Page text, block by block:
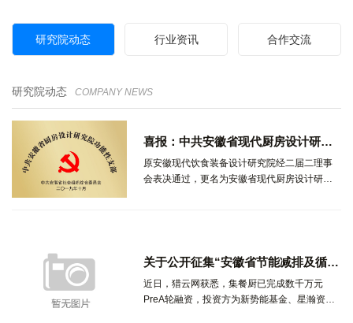
研究院动态 行业资讯 合作交流
研究院动态 COMPANY NEWS
喜报：中共安徽省现代厨房设计研究院功能性党支部，经安徽省社会组织综合党委的批复。
原安徽现代饮食装备设计研究院经二届二理事
会表决通过，更名为安徽省现代厨房设计研究
关于公开征集“安徽省节能减排及循环经济标准化技术委员会厨房节能减排分技术委员会”委员的通知
近日，猎云网获悉，集餐厨已完成数千万元
PreA轮融资，投资方为新势能基金、星瀚资